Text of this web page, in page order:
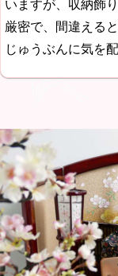
いますが、収納飾
厳密で、間違える
じゅうぶんに気を